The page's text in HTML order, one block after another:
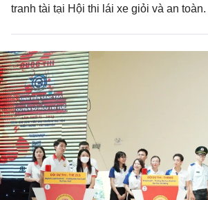
tranh tài tại Hội thi lái xe giỏi và an toàn.